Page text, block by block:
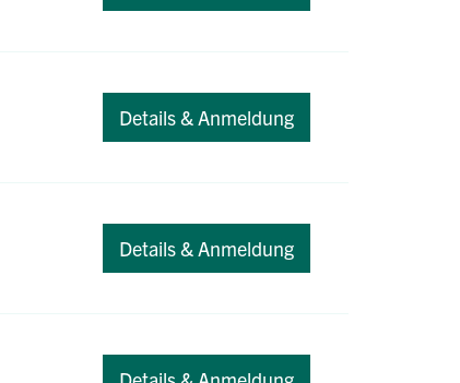
Details & Anmeldung
Details & Anmeldung